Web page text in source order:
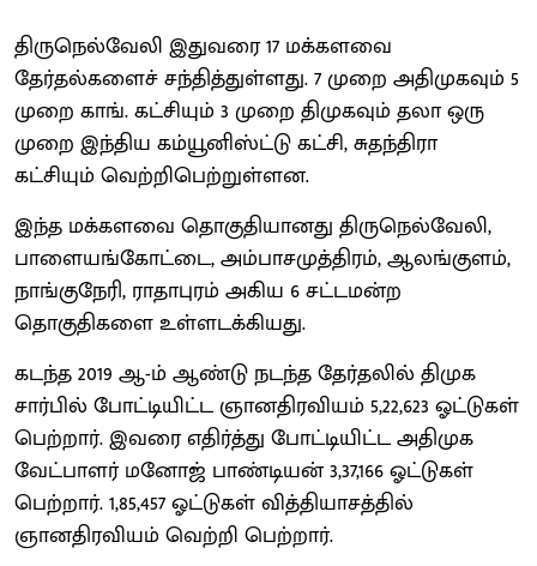
திருநெல்வேலி இதுவரை 17 மக்களவை
தேர்தல்களைச் சந்தித்துள்ளது. 7 முறை அதிமுகவும் 5
முறை காங். கட்சியும் 3 முறை திமுகவும் தலா ஒரு
முறை இந்திய கம்யூனிஸ்ட்டு கட்சி, சுதந்திரா
கட்சியும் வெற்றிபெற்றுள்ளன.
இந்த மக்களவை தொகுதியானது திருநெல்வேலி,
பாளையங்கோட்டை, அம்பாசமுத்திரம், ஆலங்குளம்,
நாங்குநேரி, ராதாபுரம் அகிய 6 சட்டமன்ற
தொகுதிகளை உள்ளடக்கியது.
கடந்த 2019 ஆ-ம் ஆண்டு நடந்த தேர்தலில் திமுக
சார்பில் போட்டியிட்ட ஞானதிரவியம் 5,22,623 ஓட்டுகள்
பெற்றார். இவரை எதிர்த்து போட்டியிட்ட அதிமுக
வேட்பாளர் மனோஜ் பாண்டியன் 3,37,166 ஓட்டுகள்
பெற்றார். 1,85,457 ஓட்டுகள் வித்தியாசத்தில்
ஞானதிரவியம் வெற்றி பெற்றார்.